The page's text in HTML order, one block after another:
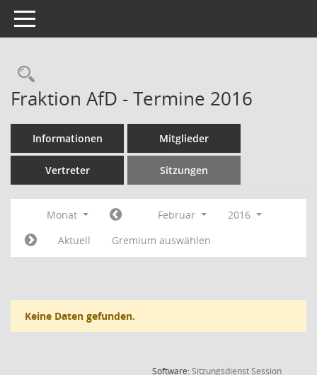
Toggle navigation
Rechercheauswahl
Fraktion AfD - Termine 2016
Informationen Mitglieder
Vertreter Sitzungen
Monat Februar
2016
Aktuell
Gremium auswählen
Keine Daten gefunden.
Software:SitzungsdienstSession(Wird in